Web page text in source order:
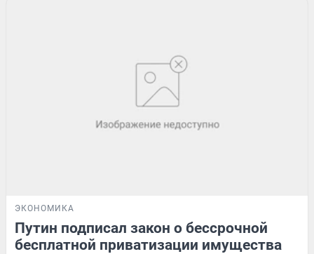
ЭКОНОМИКА
Путин подписал закон о бессрочной
бесплатной приватизации имущества